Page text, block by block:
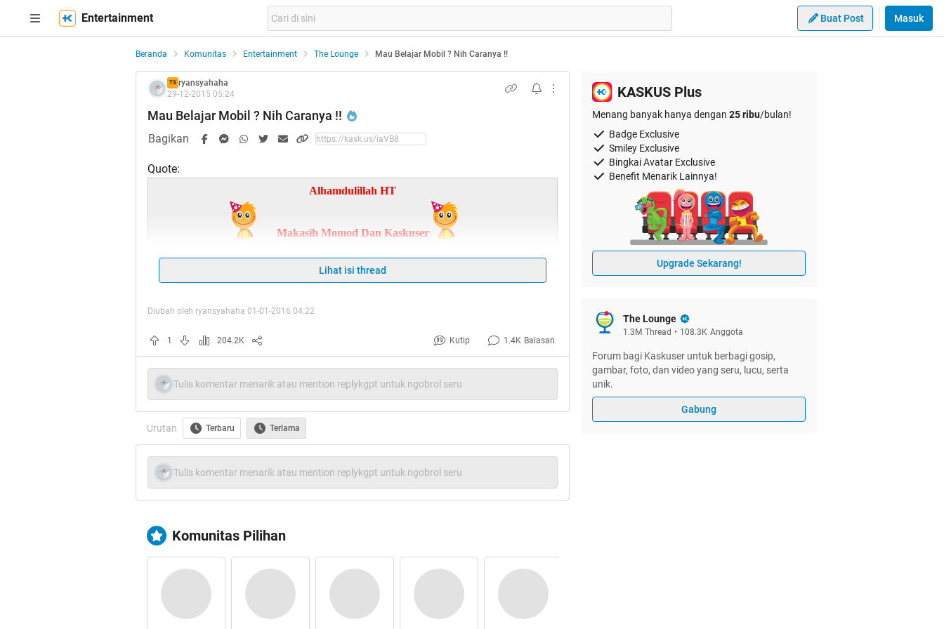
Entertainment Buat Post Masuk
Beranda Komunitas Entertainment The Lounge Mau Belajar Mobil ? Nih Caranya !!
TS ryansyahaha
29-12-2015 05:24
Mau Belajar Mobil ? Nih Caranya !!
Bagikan
Quote:
Alhamdulillah HT
Makasih Momod Dan Kaskuser
Quote:
Yang Mau Nambahin Ditunggu Loh
Bismillah
Meneyetir mobil merupaka salah satu keahlian yang akan sangat berguna untuk
kehidupan kita sendiri, namun untuk dapat menyetir mobil bisa dibilang
gampang-gampang susah. Maka dari itu saya ingin share tentang Cara Menyetir
Lihat isi thread
Diubah oleh ryansyahaha 01-01-2016 04:22
1 204.2K Kutip 1.4K Balasan
Tulis komentar menarik atau mention replykgpt untuk ngobrol seru
Urutan Terbaru Terlama
Tulis komentar menarik atau mention replykgpt untuk ngobrol seru
Komunitas Pilihan
KASKUS Plus
Menang banyak hanya dengan 25 ribu/bulan!
Badge Exclusive
Smiley Exclusive
Bingkai Avatar Exclusive
Benefit Menarik Lainnya!
Upgrade Sekarang!
The Lounge
1.3M Thread • 108.3K Anggota
Forum bagi Kaskuser untuk berbagi gosip,
gambar, foto, dan video yang seru, lucu, serta
unik.
Gabung